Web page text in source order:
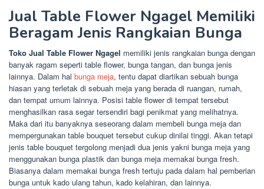
Jual Table Flower Ngagel Memiliki
Beragam Jenis Rangkaian Bunga
Toko Jual Table Flower Ngagel memiliki jenis rangkaian bunga dengan
banyak ragam seperti table flower, bunga tangan, dan bunga jenis
lainnya. Dalam hal bunga meja, tentu dapat diartikan sebuah bunga
hiasan yang terletak di sebuah meja yang berada di ruangan, rumah,
dan tempat umum lainnya. Posisi table flower di tempat tersebut
menghasilkan rasa segar tersendiri bagi penikmat yang melihatnya.
Maka dari itu banyaknya seseorang dalam membeli bunga meja dan
mempergunakan table bouquet tersebut cukup dinilai tinggi. Akan tetapi
jenis table bouquet tergolong menjadi dua jenis yakni bunga meja yang
menggunakan bunga plastik dan bunga meja memakai bunga fresh.
Biasanya dalam memakai bunga fresh tertuju pada dalam hal pemberian
bunga untuk kado ulang tahun, kado kelahiran, dan lainnya.